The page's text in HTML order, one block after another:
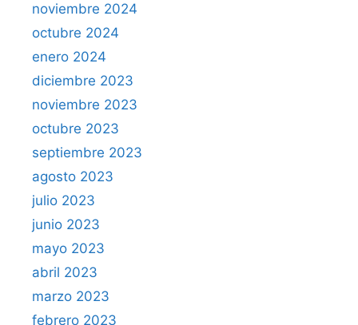
noviembre 2024
octubre 2024
enero 2024
diciembre 2023
noviembre 2023
octubre 2023
septiembre 2023
agosto 2023
julio 2023
junio 2023
mayo 2023
abril 2023
marzo 2023
febrero 2023